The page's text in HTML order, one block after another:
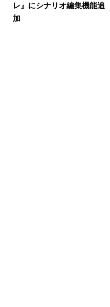
レ』にシナリオ編集機能追
加